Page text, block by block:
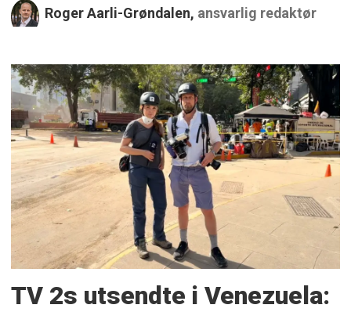
Roger Aarli-Grøndalen, ansvarlig redaktør
TV 2s utsendte i Venezuela: